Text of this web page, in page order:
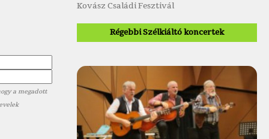
Kovász Családi Fesztivál
Régebbi Szélkiáltó koncertek
a megadott